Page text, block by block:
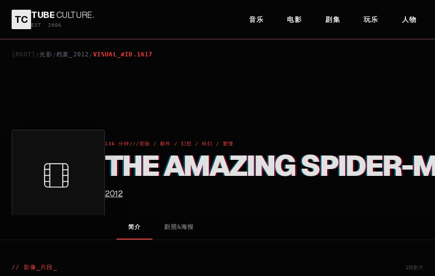
TC TUBECULTURE.
EST. 2006
音乐 电影 剧集 玩乐 人物
[ROOT] /光影 /档案_2012 / VISUAL_#ID.1617
136 分钟/// 冒險 / 動作 / 幻想 / 科幻 / 驚慄
THE AMAZING SPIDER-
2012
THE AMAZING SPIDER-MAN
简介 剧照&海报
// 影像_片段 2段影片